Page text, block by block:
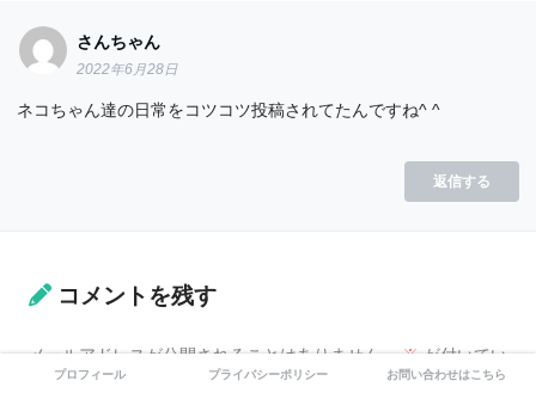
さんちゃん
2022年6月28日
ネコちゃん達の日常をコツコツ投稿されてたんですね^ ^
返信する
コメントを残す
メールアドレスが公開されることはありません。 ※が付いてい
る欄は必須項目です
プロフィール プライバシーポリシー お問い合わせはこちら